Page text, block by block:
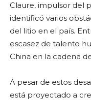
Claure, impulsor del
identificó varios
del litio en el país.
escasez de talento
China en la cadena
A pesar de estos
está proyectado a